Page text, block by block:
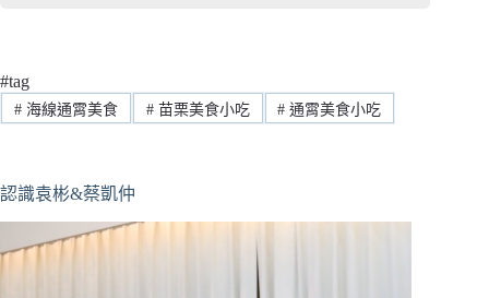
#tag
#海線通霄美食 #苗栗美食小吃 # 通霄美食小吃
認識袁彬&蔡凱仲